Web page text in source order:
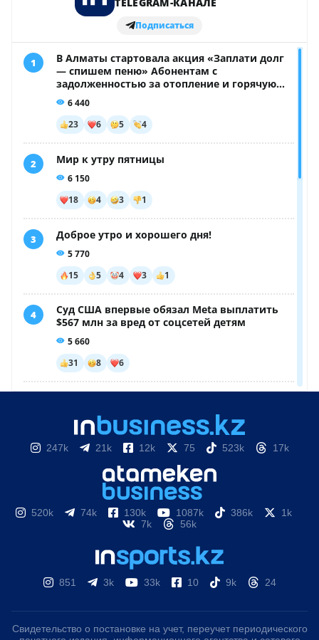
247k 21k 12k 75 523k 17k
520k 74k 130k 1087k 386k
1k
7k
56k
851 3k 33k 10 9k 24
Свидетельство о постановке на учет, переучет периодического